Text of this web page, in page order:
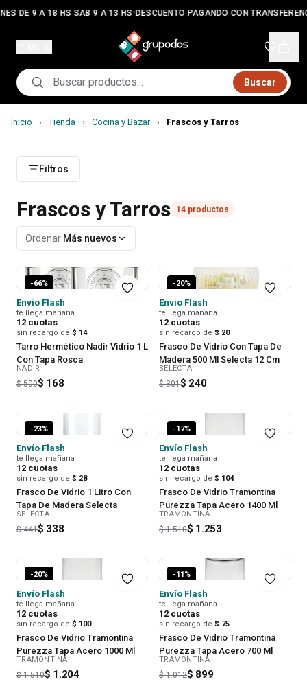
DE 9 A 18 HS SAB 9 A 13 HS•DESCUENTO PAGANDO CON
Buscar
Inicio › Tienda › Cocina y Bazar › Frascos y Tarros
Filtros
Frascos y Tarros 14 productos
Ordenar:Más nuevos
-66%
Envío Flash
te llega mañana
12 cuotas
sin recargo de $ 14
Tarro Hermético Nadir Vidrio 1 L
Con Tapa Rosca
NADIR
$ 500$ 168
-20%
Envío Flash
te llega mañana
12 cuotas
sin recargo de $ 20
Frasco De Vidrio Con Tapa De
Madera 500 Ml Selecta 12 Cm
SELECTA
$ 301$ 240
-23%
Envío Flash
te llega mañana
12 cuotas
sin recargo de $ 28
Frasco De Vidrio 1 Litro Con
Tapa De Madera Selecta
SELECTA
$ 441$ 338
-17%
Envío Flash
te llega mañana
12 cuotas
sin recargo de $ 104
Frasco De Vidrio Tramontina
Purezza Tapa Acero 1400 Ml
TRAMONTINA
$ 1.510$ 1.253
-20%
Envío Flash
te llega mañana
12 cuotas
sin recargo de $ 100
Frasco De Vidrio Tramontina
Purezza Tapa Acero 1000 Ml
TRAMONTINA
$ 1.510$ 1.204
-11%
Envío Flash
te llega mañana
12 cuotas
sin recargo de $ 75
Frasco De Vidrio Tramontina
Purezza Tapa Acero 700 Ml
TRAMONTINA
$ 1.012$ 899